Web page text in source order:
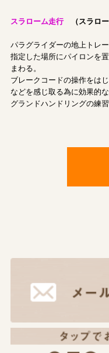
スラローム走行 （スラロ
パラグライダーの地上トレー
指定した場所にパイロンを
まわる。
ブレークコードの操作をは
などを感じ取る為に効果的な
グランドハンドリングの練習